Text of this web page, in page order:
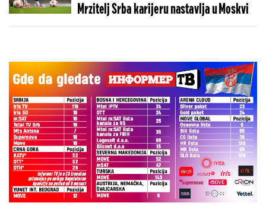
Mrzitelj Srba karijeru nastavlja u Moskvi